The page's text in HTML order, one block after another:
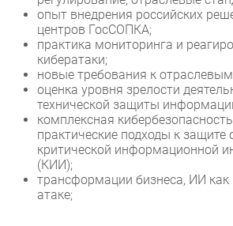
опыт внедрения российских
центров ГосСОПКА;
практика мониторинга и
кибератаки;
новые требования к
оценка уровня зрелости
технической защиты
комплексная
практические подходы к защите
критической информационной
(КИИ);
трансформации бизнеса, ИИ как
атаке;